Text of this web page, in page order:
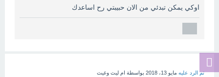
اوكي يمكن تبدئي من الان حبيبتي رح اساعدك
تم الرد عليه مايو 13، 2018 بواسطة ام ليث وغيث